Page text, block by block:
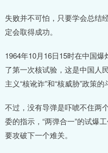
失败并不可怕，只要学会总结
定会取得成功。
1964年10月16日15时在中国
了第一次核试验，这是中国人
主义“核讹诈”和“核威胁”政策
不过，没有导弹是吓唬不住两
委的指示，“两弹合一”的试爆
要攻破下一个难关。